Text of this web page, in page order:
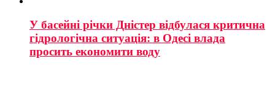
У басейні річки Дністер відбулася критична
гідрологічна ситуація: в Одесі влада
просить економити воду